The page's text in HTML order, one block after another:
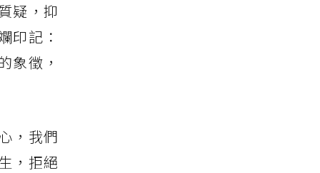
疑，抑
印記：
象徵，
，我們
，拒絕